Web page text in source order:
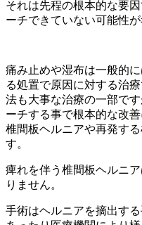
それは先程の根本的な要
ーチできていない可能性が
痛み止めや湿布は一般的
る処置で原因に対する治
法も大事な治療の一部で
ーチする事で根本的な改
椎間板ヘルニアや再発す
す。
痺れを伴う椎間板ヘルニ
りません。
手術はヘルニアを摘出す